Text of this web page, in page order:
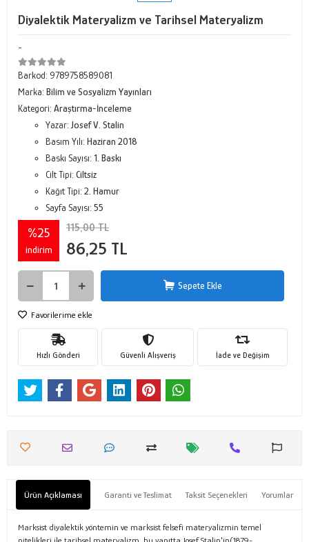
Diyalektik Materyalizm ve Tarihsel Materyalizm
-
Barkod: 9789758589081
Marka: Bilim ve Sosyalizm Yayınları
Kategori: Araştırma-İnceleme
Yazar: Josef V. Stalin
Basım Yılı: Haziran 2018
Baskı Sayısı: 1. Baskı
Cilt Tipi: Ciltsiz
Kağıt Tipi: 2. Hamur
Sayfa Sayısı: 55
%25
indirim
115,00 TL
86,25 TL
Sepete Ekle
Favorilerime ekle
Hızlı Gönderi Güvenli Alışveriş İade ve Değişim
Ürün Açıklaması Garanti ve Teslimat Taksit Seçenekleri Yorumlar
Marksist diyalektik yöntemin ve marksist felsefi materyalizmin temel